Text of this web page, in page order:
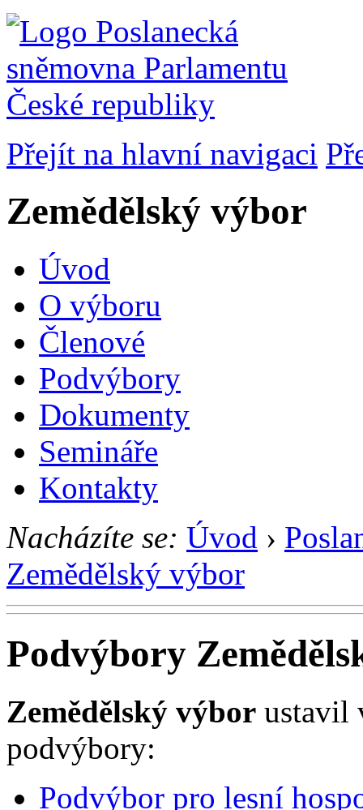
Přejít na hlavní navigaci
Zemědělský výbor
Úvod
O výboru
Členové
Podvýbory
Dokumenty
Semináře
Kontakty
Nacházíte se: Úvod ›
Zemědělský výbor
Podvýbory
Zemědělský výbor ustavil
podvýbory:
Podvýbor pro lesní